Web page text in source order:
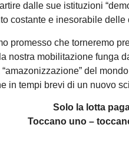
dalle sue istituzioni
costante e inesorabile
promesso che torneremo
nostra mobilitazione funga
del
in tempi brevi di un nuovo
Solo la lotta
Toccano uno –